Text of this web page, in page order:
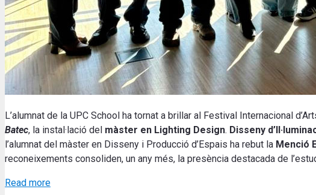
L’alumnat de la UPC School ha tornat a brillar al Festival Internacional
Batec, la instal·lació del màster en Lighting Design. Disseny
l’alumnat del màster en Disseny i Producció d’Espais ha rebut la Menció
reconeixements consoliden, un any més, la presència destacada de
Read more